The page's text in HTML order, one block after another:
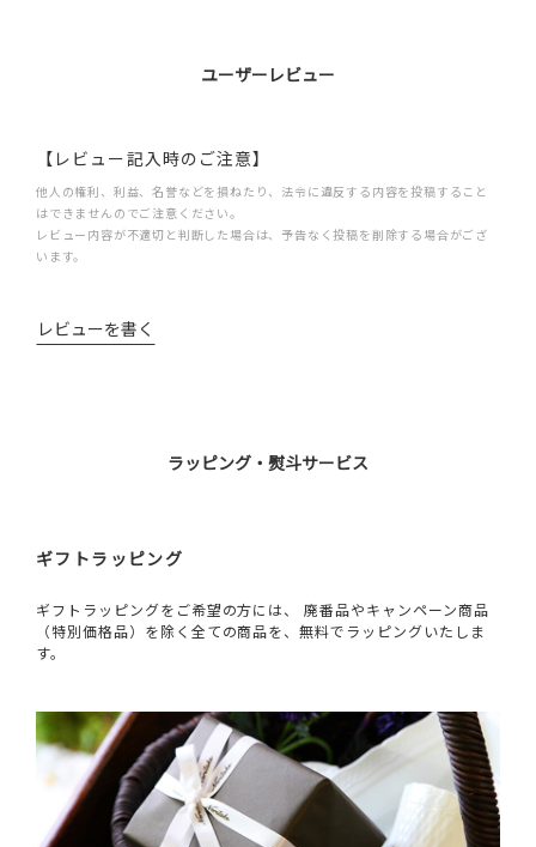
ユーザーレビュー
【レビュー記入時のご注意】
他人の権利、利益、名誉などを損ねたり、法令に違反する内容を投稿すること
はできませんのでご注意ください。
レビュー内容が不適切と判断した場合は、予告なく投稿を削除する場合がござ
います。
レビューを書く
ラッピング・熨斗サービス
ギフトラッピング
ギフトラッピングをご希望の方には、 廃番品やキャンペーン商品
（特別価格品）を除く全ての商品を、無料でラッピングいたしま
す。